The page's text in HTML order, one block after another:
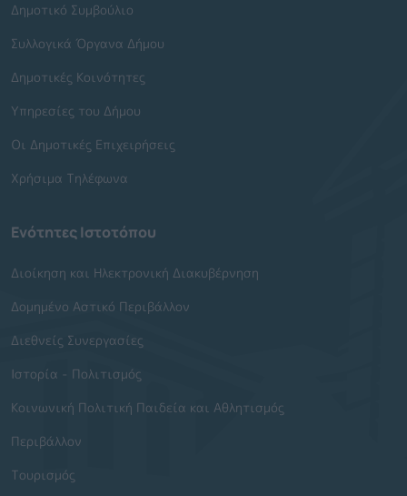
Δημοτικό Συμβούλιο
Συλλογικά Όργανα Δήμου
Δημοτικές Κοινότητες
Υπηρεσίες του Δήμου
Οι Δημοτικές Επιχειρήσεις
Χρήσιμα Τηλέφωνα
Ενότητες Ιστοτόπου
Διοίκηση και Ηλεκτρονική Διακυβέρνηση
Δομημένο Αστικό Περιβάλλον
Διεθνείς Συνεργασίες
Ιστορία - Πολιτισμός
Κοινωνική Πολιτική Παιδεία και Αθλητισμός
Περιβάλλον
Τουρισμός